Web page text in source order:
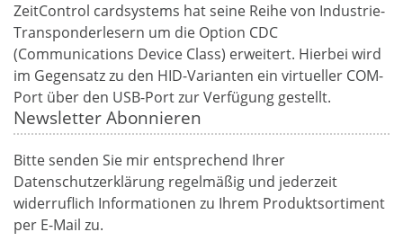
ZeitControl cardsystems hat seine Reihe von Industrie-
Transponderlesern um die Option CDC
(Communications Device Class) erweitert. Hierbei wird
im Gegensatz zu den HID-Varianten ein virtueller COM-
Port über den USB-Port zur Verfügung gestellt.
Newsletter Abonnieren
Bitte senden Sie mir entsprechend Ihrer
Datenschutzerklärung regelmäßig und jederzeit
widerruflich Informationen zu Ihrem Produktsortiment
per E-Mail zu.